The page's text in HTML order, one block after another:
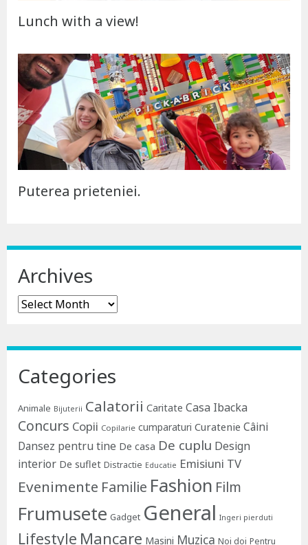
Lunch with a view!
Puterea prieteniei.
Archives
Archives
Categories
Animale Bijuterii Calatorii Caritate Casa Ibacka
Concurs Copii Copilarie cumparaturi Curatenie Câini
Dansez pentru tine De casa De cuplu Design
interior De suflet Distractie Educatie Emisiuni TV
Evenimente Familie Fashion Film
Frumusete Gadget General Ingeri pierduti
Lifestyle Mancare Masini Muzica Noi doi Pentru